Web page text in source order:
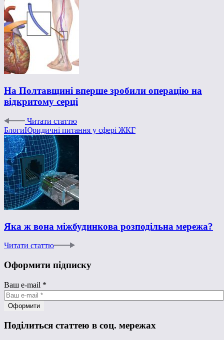
На Полтавщині вперше зробили операцію на
відкритому серці
Читати статтю
БлогиЮридичні питання у сфері ЖКГ
Яка ж вона міжбудинкова розподільна мережа?
Читати статтю
Оформити підписку
Ваш e-mail *
Поділиться статтею в соц. мережах